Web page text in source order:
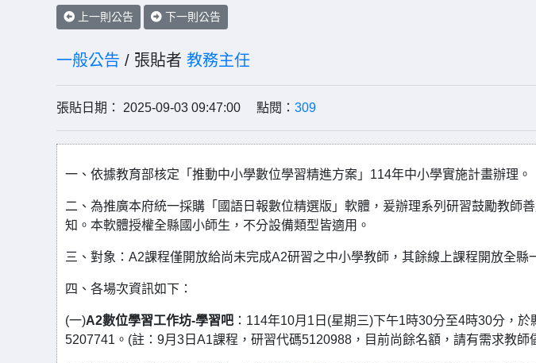
上一則公告 下一則公告
一般公告 / 張貼者 教務主任
張貼日期： 2025-09-03 09:47:00 點閱： 309
一、依據教育部核定「推動中小學數位學習精進方案」114年中小學實施計畫辦理。
二、為推廣本府統一採購「國語日報數位精選版」軟體，爰辦理系列研習鼓勵教師
知。本軟體授權全縣國小師生，不分設備類型皆適用。
三、對象：A2課程僅開放給尚未完成A2研習之中小學教師，其餘線上課程開放全縣
四、各場次資訊如下：
(一)A2數位學習工作坊-學習吧 ：114年10月1日(星期三)下午1時30分至4時30分，
5207741。(註：9月3日A1課程，研習代碼5120988，目前尚餘名額，請有需求教師